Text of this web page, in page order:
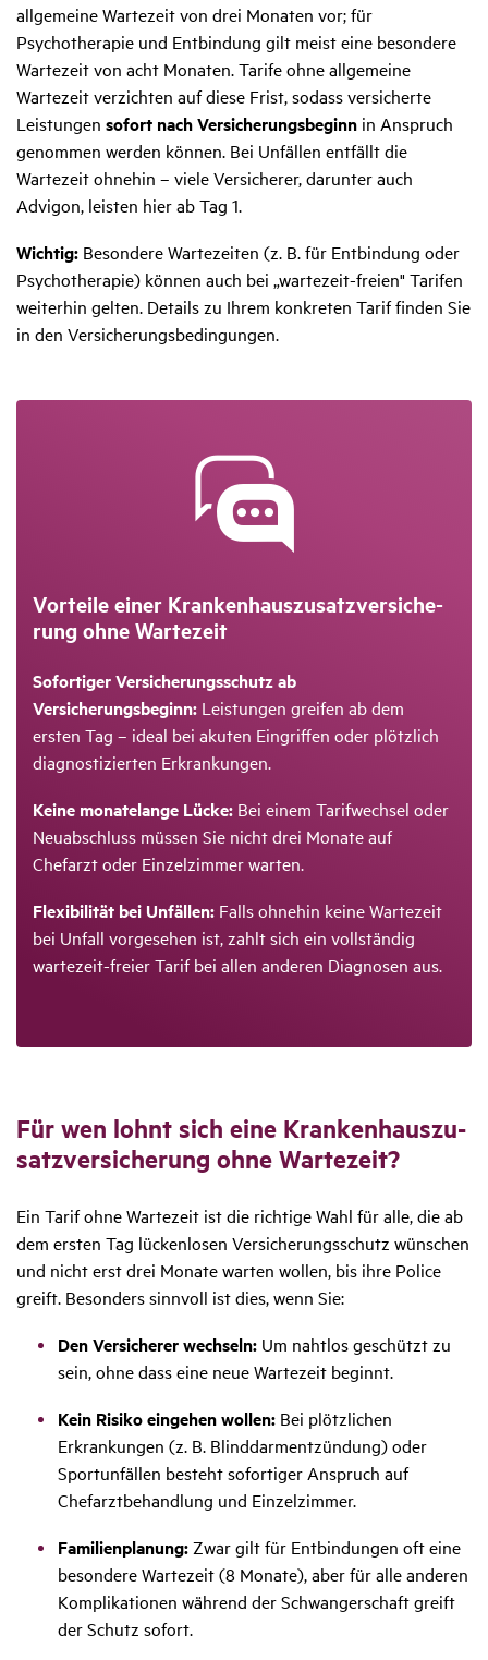
allgemeine Wartezeit von drei Monaten vor; für
Psychotherapie und Entbindung gilt meist eine besondere
Wartezeit von acht Monaten. Tarife ohne allgemeine
Wartezeit verzichten auf diese Frist, sodass versicherte
Leistungen sofort nach Versicherungsbeginn in Anspruch
genommen werden können. Bei Unfällen entfällt die
Wartezeit ohnehin – viele Versicherer, darunter auch
Advigon, leisten hier ab Tag 1.
Wichtig: Besondere Wartezeiten (z. B. für Entbindung oder
Psychotherapie) können auch bei „wartezeit-freien" Tarifen
weiterhin gelten. Details zu Ihrem konkreten Tarif finden Sie
in den Versicherungsbedingungen.
Vorteile einer Kran­ken­haus­zu­satz­ver­si­che­
rung ohne Warte­zeit
Sofortiger Versicherungsschutz ab
Versicherungsbeginn: Leistungen greifen ab dem
ersten Tag – ideal bei akuten Eingriffen oder plötzlich
diagnostizierten Erkrankungen.
Keine monatelange Lücke: Bei einem Tarifwechsel oder
Neuabschluss müssen Sie nicht drei Monate auf
Chefarzt oder Einzelzimmer warten.
Flexibilität bei Unfällen: Falls ohnehin keine Wartezeit
bei Unfall vorgesehen ist, zahlt sich ein vollständig
wartezeit-freier Tarif bei allen anderen Diagnosen aus.
Für wen lohnt sich eine Kran­ken­haus­zu­
satz­ver­si­che­rung ohne Warte­zeit?
Ein Tarif ohne Wartezeit ist die richtige Wahl für alle, die ab
dem ersten Tag lückenlosen Versicherungsschutz wünschen
und nicht erst drei Monate warten wollen, bis ihre Police
greift. Besonders sinnvoll ist dies, wenn Sie:
Den Versicherer wechseln: Um nahtlos geschützt zu
sein, ohne dass eine neue Wartezeit beginnt.
Kein Risiko eingehen wollen: Bei plötzlichen
Erkrankungen (z. B. Blinddarmentzündung) oder
Sportunfällen besteht sofortiger Anspruch auf
Chefarztbehandlung und Einzelzimmer.
Familienplanung:Zwar gilt für Entbindungen oft eine
besondere Wartezeit (8 Monate), aber für alle anderen
Komplikationen während der Schwangerschaft greift
der Schutz sofort.